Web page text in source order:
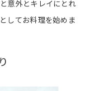
意外とキレイにとれ
してお料理を始めま